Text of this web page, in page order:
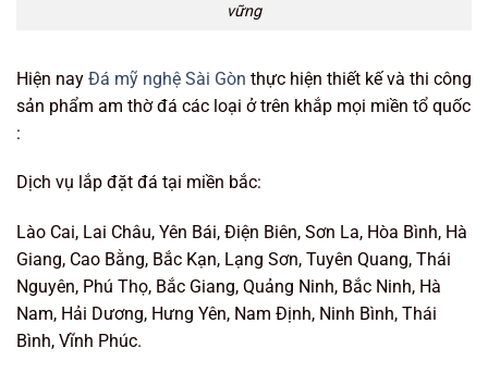
vững
Hiện nay Đá mỹ nghệ Sài Gòn thực hiện thiết kế và thi công
sản phẩm am thờ đá các loại ở trên khắp mọi miền tổ quốc
:
Dịch vụ lắp đặt đá tại miền bắc:
Lào Cai, Lai Châu, Yên Bái, Điện Biên, Sơn La, Hòa Bình, Hà
Giang, Cao Bằng, Bắc Kạn, Lạng Sơn, Tuyên Quang, Thái
Nguyên, Phú Thọ, Bắc Giang, Quảng Ninh, Bắc Ninh, Hà
Nam, Hải Dương, Hưng Yên, Nam Định, Ninh Bình, Thái
Bình, Vĩnh Phúc.